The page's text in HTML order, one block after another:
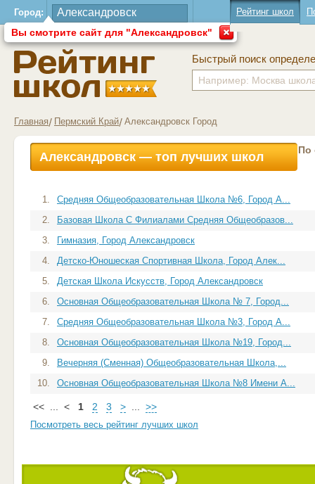
Город:
Вы смотрите сайт для "Александровск"
Рейтинг школ
Быстрый поиск
Главная Пермский Край Александровск Город
Александровск — топ лучших школ По
1.
Средняя Общеобразовательная Школа №6, Город А...
2.
Базовая Школа С Филиалами Средняя Общеобразов...
3.
Гимназия, Город Александровск
4.
Детско-Юношеская Спортивная Школа, Город Алек...
5.
Детская Школа Искусств, Город Александровск
6.
Основная Общеобразовательная Школа № 7, Город...
7.
Средняя Общеобразовательная Школа №3, Город А...
8.
Основная Общеобразовательная Школа №19, Город...
9.
Вечерняя (Сменная) Общеобразовательная Школа,...
10.
Основная Общеобразовательная Школа №8 Имени А...
<< < 1 2 3 > >>
Посмотреть весь рейтинг лучших школ